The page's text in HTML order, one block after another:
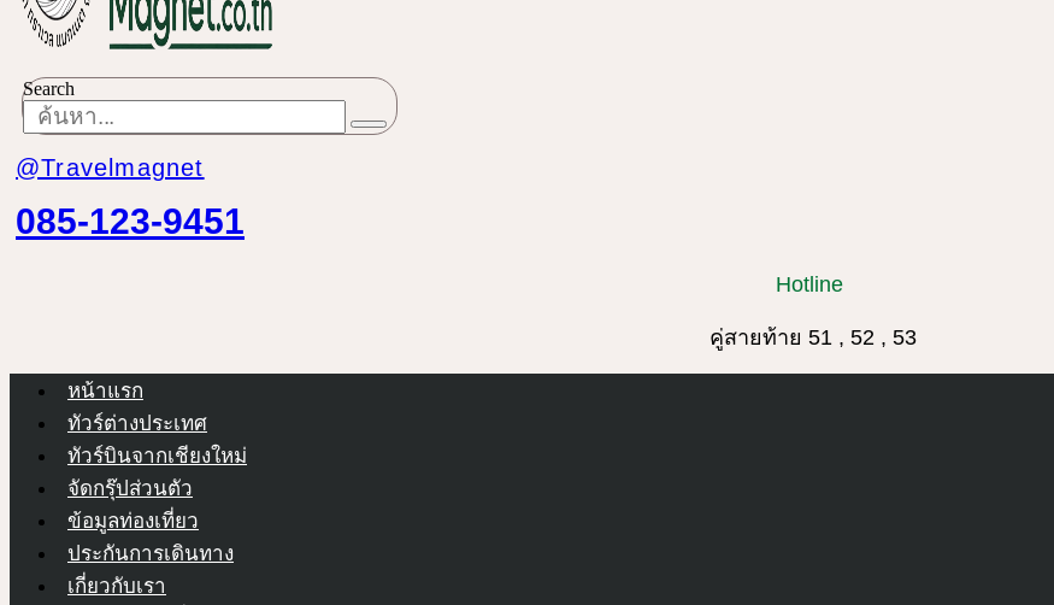
Search
@Travelmagnet
085-123-9451
Hotline
คู่สายท้าย 51 , 52 , 53
หน้าแรก
ทัวร์ต่างประเทศ
ทัวร์บินจากเชียงใหม่
จัดกรุ๊ปส่วนตัว
ข้อมูลท่องเที่ยว
ประกันการเดินทาง
เกี่ยวกับเรา